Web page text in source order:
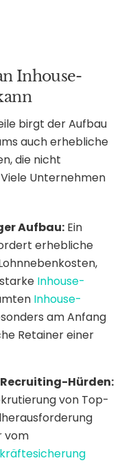
Inhouse-
birgt der Aufbau
auch erhebliche
die nicht
Unternehmen
Aufbau: Ein
erhebliche
Inhouse-
Inhouse-
am Anfang
Retainer einer
Hürden:
von Top-
vom